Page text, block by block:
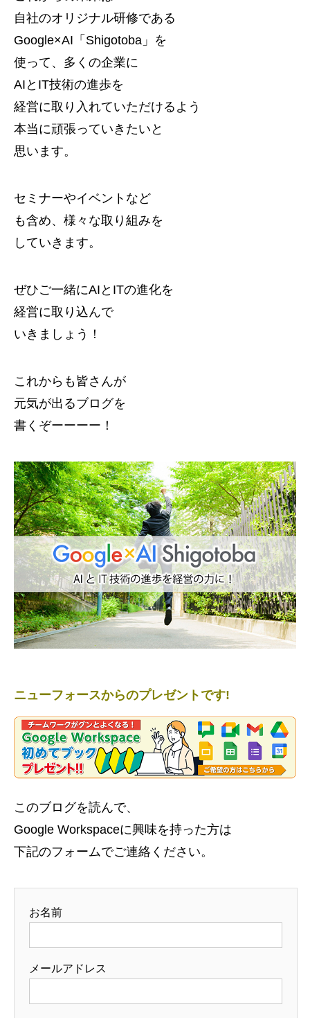
自社のオリジナル研修である
Google×AI「Shigotoba」を
使って、多くの企業に
AIとIT技術の進歩を
経営に取り入れていただけるよう
本当に頑張っていきたいと
思います。
セミナーやイベントなど
も含め、様々な取り組みを
していきます。
ぜひご一緒にAIとITの進化を
経営に取り込んで
いきましょう！
これからも皆さんが
元気が出るブログを
書くぞーーーー！
ニューフォースからのプレゼントです!
このブログを読んで、
Google Workspaceに興味を持った方は
下記のフォームでご連絡ください。
お名前
メールアドレス